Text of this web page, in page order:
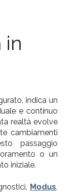
in
indica un
e continuo
realtà evolve
cambiamenti
passaggio
o un
iniziale.
Modus